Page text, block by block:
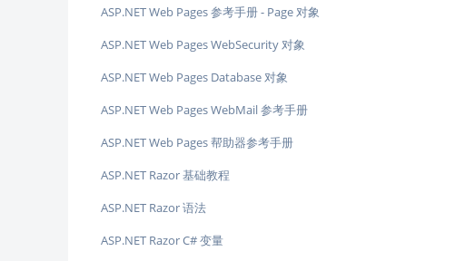
ASP.NET Web Pages 参考手册 - Page 对象
ASP.NET Web Pages WebSecurity 对象
ASP.NET Web Pages Database 对象
ASP.NET Web Pages WebMail 参考手册
ASP.NET Web Pages 帮助器参考手册
ASP.NET Razor 基础教程
ASP.NET Razor 语法
ASP.NET Razor C# 变量